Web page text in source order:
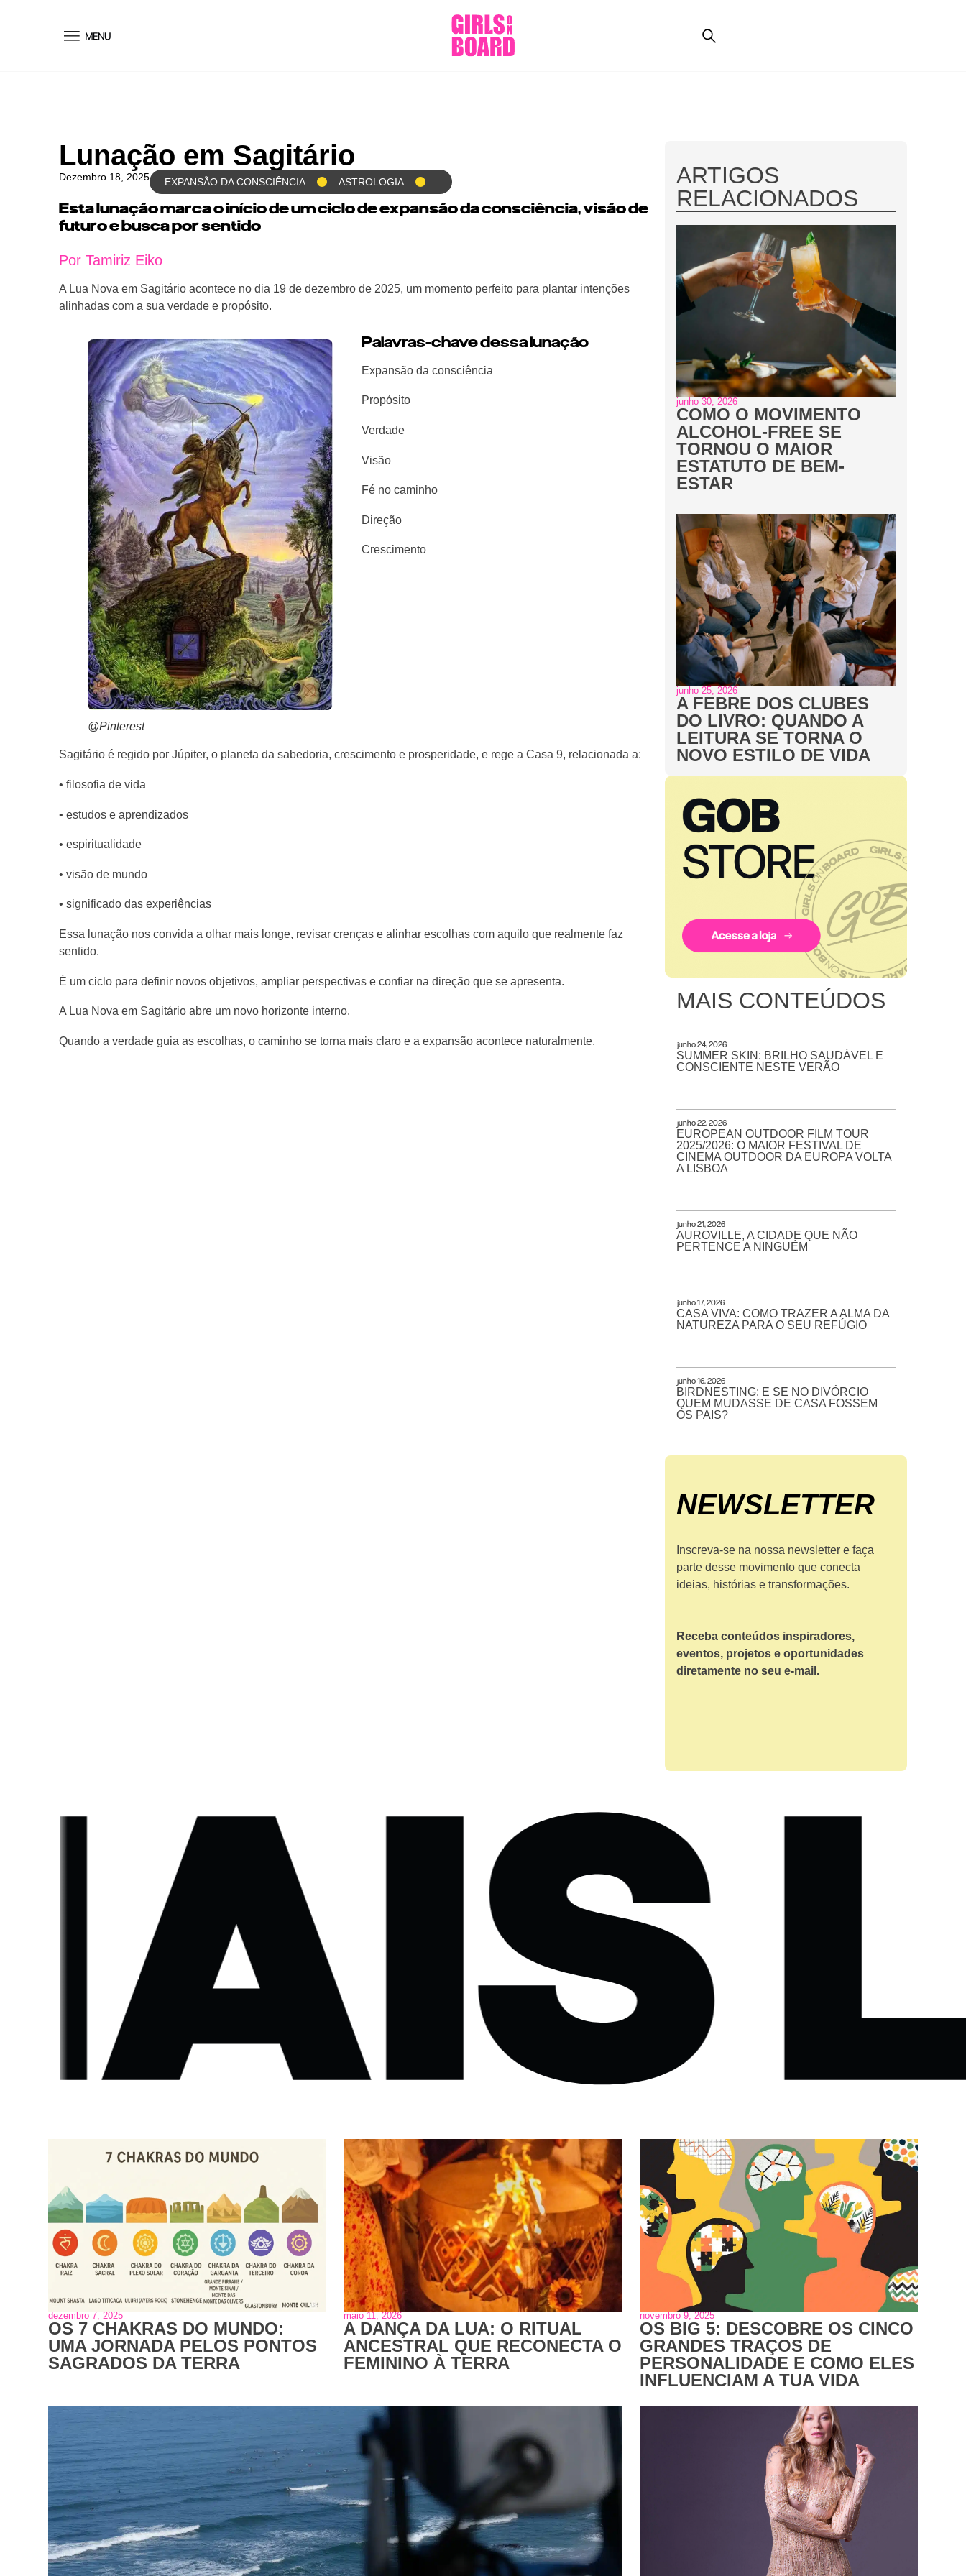
Lunação em Sagitário
Dezembro 18, 2025 EXPANSÃO DA CONSCIÊNCIA ASTROLOGIA
Esta lunação marca o início de um ciclo de expansão da consciência, visão de
futuro e busca por sentido
Por Tamiriz Eiko
A Lua Nova em Sagitário acontece no dia 19 de dezembro de 2025, um momento perfeito para plantar intenções
alinhadas com a sua verdade e propósito.
@Pinterest
Palavras-chave dessa lunação
Expansão da consciência
Propósito
Verdade
Visão
Fé no caminho
Direção
Crescimento
Sagitário é regido por Júpiter, o planeta da sabedoria, crescimento e prosperidade, e rege a Casa 9, relacionada a:
• filosofia de vida
• estudos e aprendizados
• espiritualidade
• visão de mundo
• significado das experiências
Essa lunação nos convida a olhar mais longe, revisar crenças e alinhar escolhas com aquilo que realmente faz
sentido.
É um ciclo para definir novos objetivos, ampliar perspectivas e confiar na direção que se apresenta.
A Lua Nova em Sagitário abre um novo horizonte interno.
Quando a verdade guia as escolhas, o caminho se torna mais claro e a expansão acontece naturalmente.
ARTIGOS
RELACIONADOS
junho 30, 2026
COMO O MOVIMENTO
ALCOHOL-FREE SE
TORNOU O MAIOR
ESTATUTO DE BEM-
ESTAR
junho 25, 2026
A FEBRE DOS CLUBES
DO LIVRO: QUANDO A
LEITURA SE TORNA O
NOVO ESTILO DE VIDA
MAIS CONTEÚDOS
junho 24, 2026
SUMMER SKIN: BRILHO SAUDÁVEL E
CONSCIENTE NESTE VERÃO
junho 22, 2026
EUROPEAN OUTDOOR FILM TOUR
2025/2026: O MAIOR FESTIVAL DE
CINEMA OUTDOOR DA EUROPA VOLTA
A LISBOA
junho 21, 2026
AUROVILLE, A CIDADE QUE NÃO
PERTENCE A NINGUÉM
junho 17, 2026
CASA VIVA: COMO TRAZER A ALMA DA
NATUREZA PARA O SEU REFÚGIO
junho 16, 2026
BIRDNESTING: E SE NO DIVÓRCIO
QUEM MUDASSE DE CASA FOSSEM
OS PAIS?
NEWS­LETTER
Inscreva-se na nossa newsletter e faça
parte desse movimento que conecta
ideias, histórias e transformações.
Receba conteúdos inspiradores,
eventos, projetos e oportunidades
diretamente no seu e-mail.
dezembro 7, 2025
OS 7 CHAKRAS DO MUNDO:
UMA JORNADA PELOS PONTOS
SAGRADOS DA TERRA
maio 11, 2026
A DANÇA DA LUA: O RITUAL
ANCESTRAL QUE RECONECTA O
FEMININO À TERRA
novembro 9, 2025
OS BIG 5: DESCOBRE OS CINCO
GRANDES TRAÇOS DE
PERSONALIDADE E COMO ELES
INFLUENCIAM A TUA VIDA